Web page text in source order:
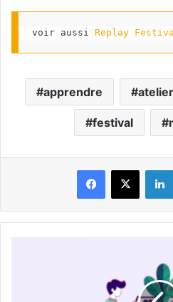
voir aussi Replay
apprendre
festival
Facebook
X